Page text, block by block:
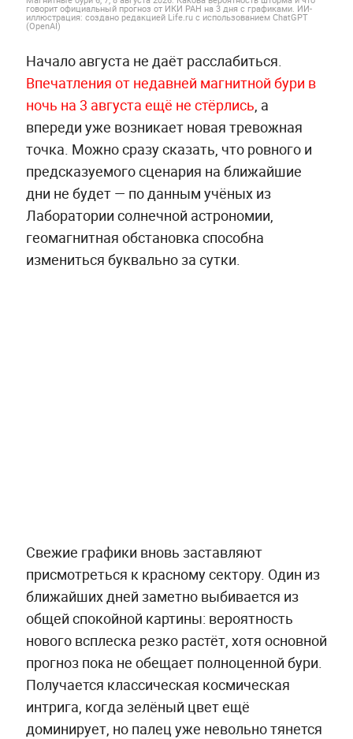
говорит официальный прогноз от ИКИ РАН на 3 дня с графиками. ИИ-
иллюстрация: создано редакцией Life.ru с использованием ChatGPT
(OpenAI)
Начало августа не даёт расслабиться.
Впечатления от недавней магнитной бури в
ночь на 3 августа ещё не стёрлись, а
впереди уже возникает новая тревожная
точка. Можно сразу сказать, что ровного и
предсказуемого сценария на ближайшие
дни не будет — по данным учёных из
Лаборатории солнечной астрономии,
геомагнитная обстановка способна
измениться буквально за сутки.
Свежие графики вновь заставляют
присмотреться к красному сектору. Один из
ближайших дней заметно выбивается из
общей спокойной картины: вероятность
нового всплеска резко растёт, хотя основной
прогноз пока не обещает полноценной бури.
Получается классическая космическая
интрига, когда зелёный цвет ещё
доминирует, но палец уже невольно тянется